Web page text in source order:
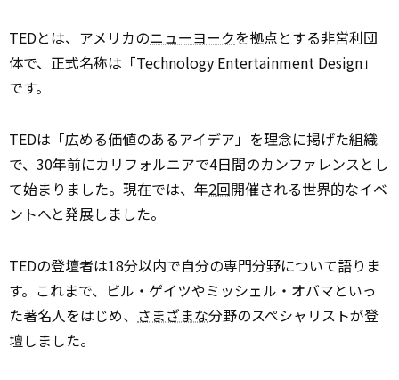
TEDとは、アメリカのニューヨークを拠点とする非営利団
体で、正式名称は「Technology Entertainment Design」
です。
TEDは「広める価値のあるアイデア」を理念に掲げた組織
で、30年前にカリフォルニアで4日間のカンファレンスとし
て始まりました。現在では、年2回開催される世界的なイベ
ントへと発展しました。
TEDの登壇者は18分以内で自分の専門分野について語りま
す。これまで、ビル・ゲイツやミッシェル・オバマといっ
た著名人をはじめ、 さまざまな分野のスペシャリストが登
壇しました。